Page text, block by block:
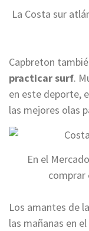
La Costa sur
Capbreton
practicar surf.
en este deporte,
las mejores olas
En el
comprar
Los amantes de
las mañanas en el